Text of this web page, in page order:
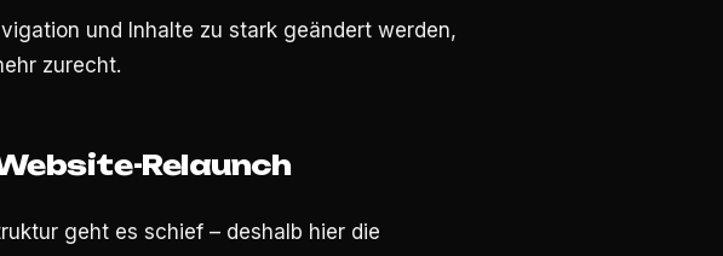
und Inhalte zu stark geändert werden,
zurecht.
Relaunch
geht es schief – deshalb hier die